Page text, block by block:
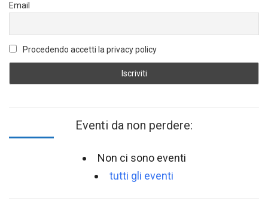
Email
Procedendo accetti la privacy policy
Eventi da non perdere:
Non ci sono eventi
tutti gli eventi